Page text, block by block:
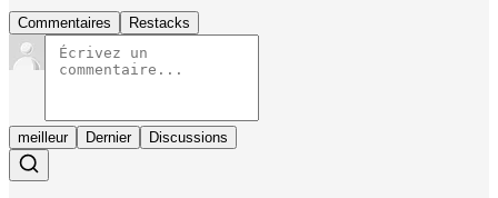
Commentaires Restacks
meilleur Dernier Discussions